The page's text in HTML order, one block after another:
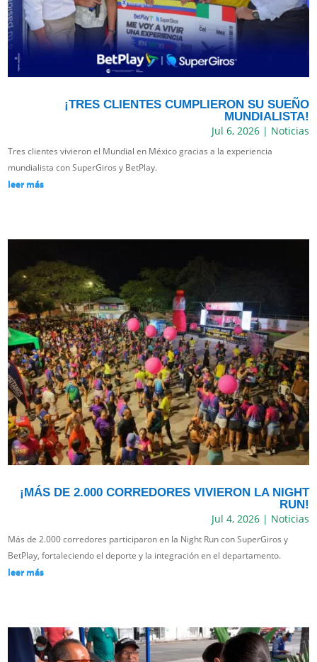
¡TRES CLIENTES CUMPLIERON SU SUEÑO
MUNDIALISTA!
Jul 6, 2026| Noticias
Tres clientes vivieron el Mundial en México gracias a la experiencia
mundialista con SuperGiros y BetPlay.
leer más
¡MÁS DE 2.000 CORREDORES VIVIERON LA NIGHT
RUN!
Jul 4, 2026| Noticias
Más de 2.000 corredores participaron en la Night Run con SuperGiros y
BetPlay, fortaleciendo el deporte y la integración en el departamento.
leer más